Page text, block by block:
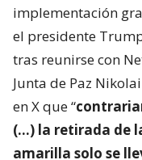
implementación
el presidente
tras reunirse con
Junta de Paz
en X que “
(…) la retirada de
amarilla solo se